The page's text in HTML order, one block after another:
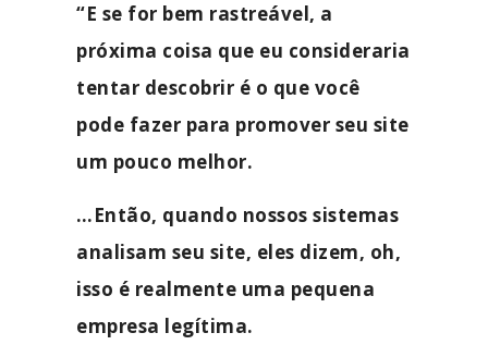
“E se for bem rastreável, a
próxima coisa que eu consideraria
tentar descobrir é o que você
pode fazer para promover seu site
um pouco melhor.
…Então, quando nossos sistemas
analisam seu site, eles dizem, oh,
isso é realmente uma pequena
empresa legítima.